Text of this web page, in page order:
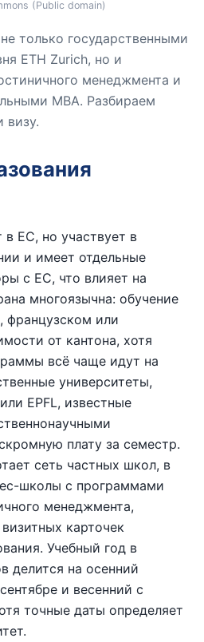
(Public domain)
только государственными
ETH Zurich, но и
менеджмента и
MBA. Разбираем
визу.
ЕС, но участвует в
и имеет отдельные
с ЕС, что влияет на
многоязычна: обучение
французском или
от кантона, хотя
всё чаще идут на
университеты,
EPFL, известные
плату за семестр.
сеть частных школ, в
школы с программами
менеджмента,
карточек
Учебный год в
делится на осенний
и весенний с
точные даты определяет